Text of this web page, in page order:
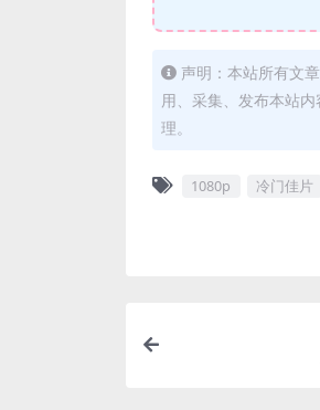
声明：本站所有文
用、采集、发布本站
理。
1080p 冷门佳片